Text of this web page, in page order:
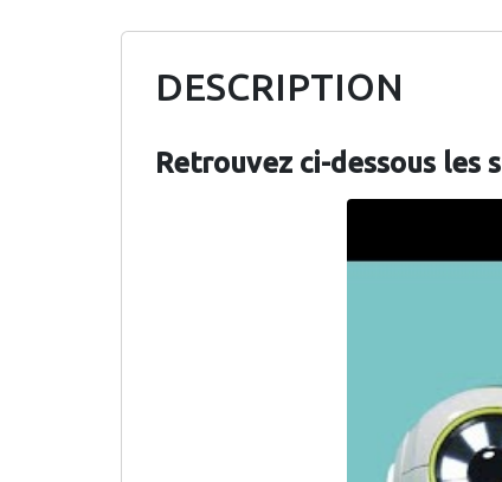
DESCRIPTION
Retrouvez ci-dessous